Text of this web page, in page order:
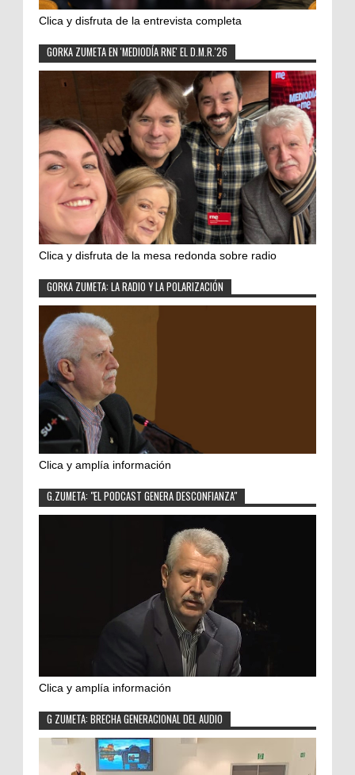
Clica y disfruta de la entrevista completa
GORKA ZUMETA EN 'MEDIODÍA RNE' EL D.M.R.'26
Clica y disfruta de la mesa redonda sobre radio
GORKA ZUMETA: LA RADIO Y LA POLARIZACIÓN
Clica y amplía información
G.ZUMETA: "EL PODCAST GENERA DESCONFIANZA"
Clica y amplía información
G ZUMETA: BRECHA GENERACIONAL DEL AUDIO